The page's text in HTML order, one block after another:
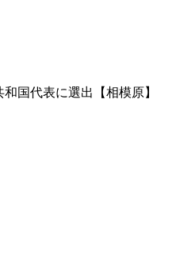
国代表に選出【相模原】